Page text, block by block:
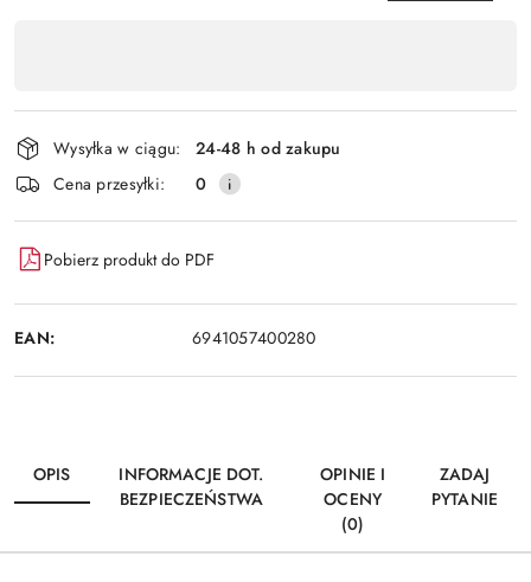
płatność
i
dostawa
Wysyłka w ciągu:
24-48 h od zakupu
Cena przesyłki:
0
Pobierz produkt do PDF
EAN: 6941057400280
OPIS
INFORMACJE DOT.
BEZPIECZEŃSTWA
OPINIE I
OCENY
(0)
ZADAJ
PYTANIE